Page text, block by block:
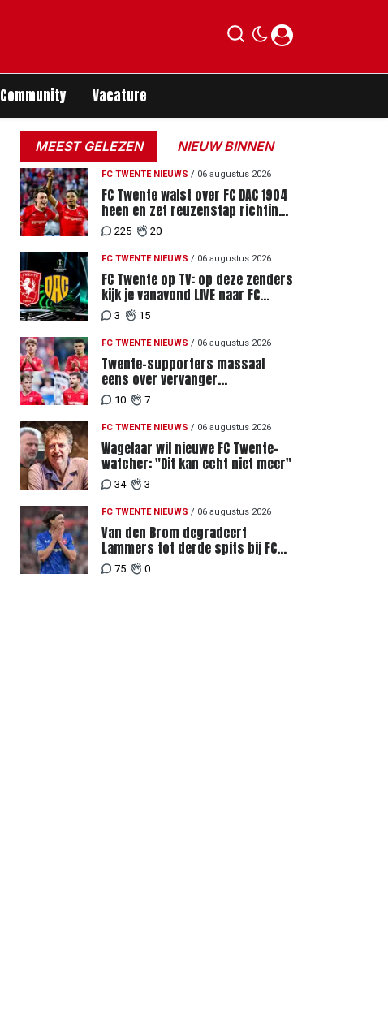
Community Vacature
MEEST GELEZEN NIEUW BINNEN
FC TWENTE NIEUWS / 06 augustus 2026
FC Twente walst over FC DAC 1904
heen en zet reuzenstap richting
de play-offs
225 20
FC TWENTE NIEUWS / 06 augustus 2026
FC Twente op TV: op deze zenders
kijk je vanavond LIVE naar FC
Twente - FC DAC 04
3 15
FC TWENTE NIEUWS / 06 augustus 2026
Twente-supporters massaal
eens over vervanger
geblesseerde Lemkin tegen FC
DAC 04
10 7
FC TWENTE NIEUWS / 06 augustus 2026
Wagelaar wil nieuwe FC Twente-
watcher: "Dit kan echt niet meer"
34 3
FC TWENTE NIEUWS / 06 augustus 2026
Van den Brom degradeert
Lammers tot derde spits bij FC
Twente
75 0